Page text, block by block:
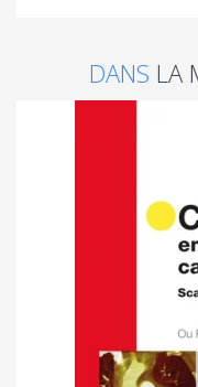
DANS LA